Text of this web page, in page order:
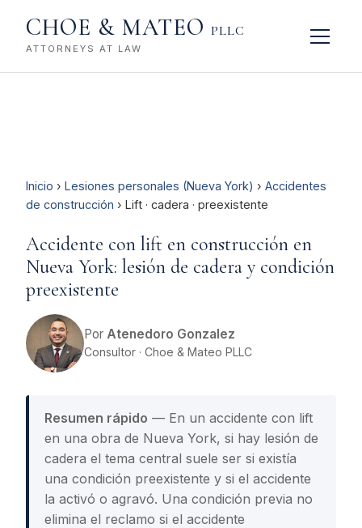
CHOE & MATEO PLLC
ATTORNEYS AT LAW
Inicio › Lesiones personales (Nueva York) › Accidentes
de construcción › Lift · cadera · preexistente
Accidente con lift en construcción en
Nueva York: lesión de cadera y condición
preexistente
Por Atenedoro Gonzalez
Consultor · Choe & Mateo PLLC
Resumen rápido — En un accidente con lift
en una obra de Nueva York, si hay lesión de
cadera el tema central suele ser si existía
una condición preexistente y si el accidente
la activó o agravó. Una condición previa no
elimina el reclamo si el accidente